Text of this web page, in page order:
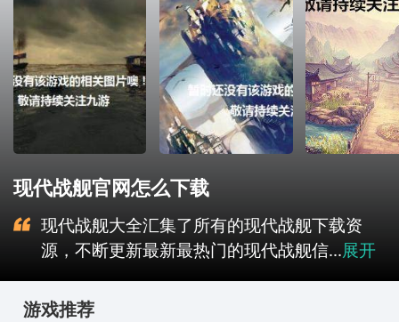
现代战舰官网怎么下载
现代战舰大全汇集了所有的现代战舰下载资
源，不断更新最新最热门的现代战舰信...展开
游戏推荐